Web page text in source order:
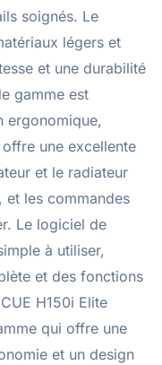
soignés. Le
légers et
et une durabilité
gamme est
ergonomique,
une excellente
et le radiateur
et les commandes
Le logiciel de
à utiliser,
et des fonctions
H150i Elite
qui offre une
et un design